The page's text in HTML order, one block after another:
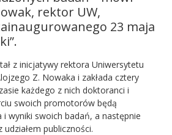
rektor UW,
23 maja
z inicjatywy rektora Uniwersytetu
Z. Nowaka i zakłada cztery
każdego z nich doktoranci i
swoich promotorów będą
i wyniki swoich badań, a następnie
udziałem publiczności.